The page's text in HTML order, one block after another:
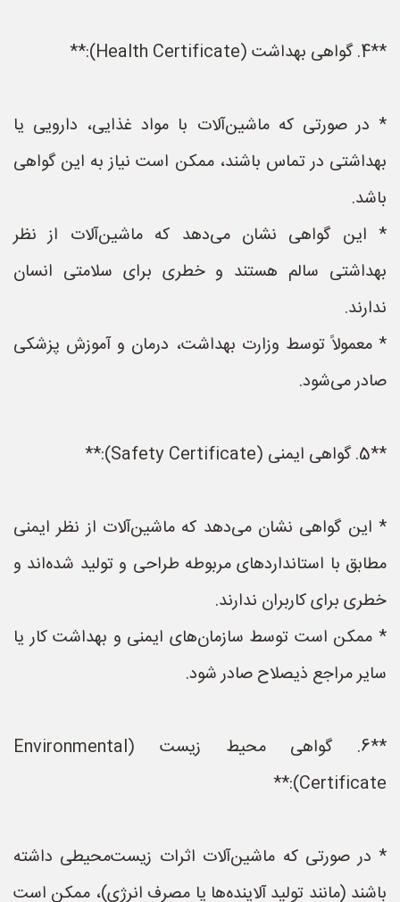
**4. گواهی بهداشت (Health Certificate):**
* در صورتی که ماشین‌آلات با مواد غذایی، دارویی یا
بهداشتی در تماس باشند، ممکن است نیاز به این گواهی
باشد.
* این گواهی نشان می‌دهد که ماشین‌آلات از نظر
بهداشتی سالم هستند و خطری برای سلامتی انسان
ندارند.
* معمولاً توسط وزارت بهداشت، درمان و آموزش پزشکی
صادر می‌شود.
**5. گواهی ایمنی (Safety Certificate):**
* این گواهی نشان می‌دهد که ماشین‌آلات از نظر ایمنی
مطابق با استانداردهای مربوطه طراحی و تولید شده‌اند و
خطری برای کاربران ندارند.
* ممکن است توسط سازمان‌های ایمنی و بهداشت کار یا
سایر مراجع ذیصلاح صادر شود.
**6. گواهی محیط زیست (Environmental
Certificate):**
* در صورتی که ماشین‌آلات اثرات زیست‌محیطی داشته
باشند (مانند تولید آلاینده‌ها یا مصرف انرژی)، ممکن است